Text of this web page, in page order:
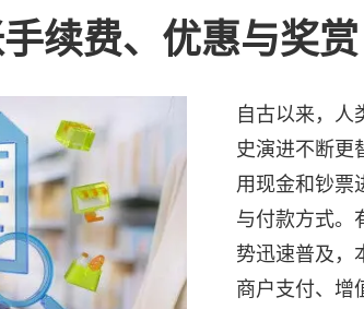
续费、优惠与奖赏
自古以来，人
史演进不断更
用现金和钞票
与付款方式。
势迅速普及，
商户支付、增